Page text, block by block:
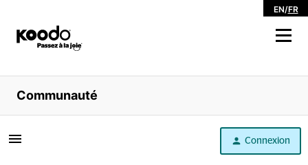
EN/FR
Magasiner
Libre service
Aide
Communauté
Connexion